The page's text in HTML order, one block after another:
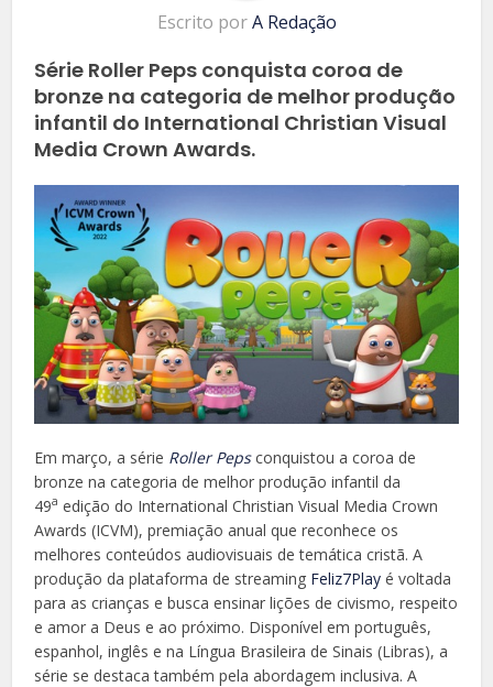
Escrito porA Redação
Série Roller Peps conquista coroa de
bronze na categoria de melhor produção
infantil do International Christian Visual
Media Crown Awards.
Em março, a série Roller Peps conquistou a coroa de
bronze na categoria de melhor produção infantil da
49a edição do International Christian Visual Media Crown
Awards (ICVM), premiação anual que reconhece os
melhores conteúdos audiovisuais de temática cristã. A
produção da plataforma de streaming Feliz7Play é voltada
para as crianças e busca ensinar lições de civismo, respeito
e amor a Deus e ao próximo. Disponível em português,
espanhol, inglês e na Língua Brasileira de Sinais (Libras), a
série se destaca também pela abordagem inclusiva. A